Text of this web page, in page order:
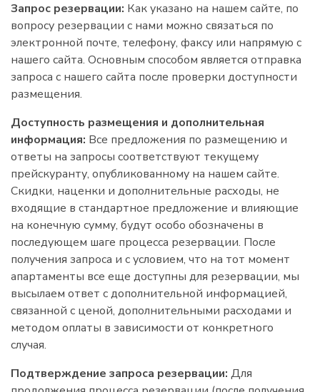
Запрос резервации: Как указано на нашем сайте, по
вопросу резервации с нами можно связаться по
электронной почте, телефону, факсу или напрямую с
нашего сайта. Основным способом является отправка
запроса с нашего сайта после проверки доступности
размещения.
Доступность размещения и дополнительная
информация: Все предложения по размещению и
ответы на запросы соответствуют текущему
прейскуранту, опубликованному на нашем сайте.
Скидки, наценки и дополнительные расходы, не
входящие в стандартное предложение и влияющие
на конечную сумму, будут особо обозначены в
последующем шаге процесса резервации. После
получения запроса и с условием, что на тот момент
апартаменты все еще доступны для резервации, мы
высылаем ответ с дополнительной информацией,
связанной с ценой, дополнительными расходами и
методом оплаты в зависимости от конкретного
случая.
Подтверждение запроса резервации: Для